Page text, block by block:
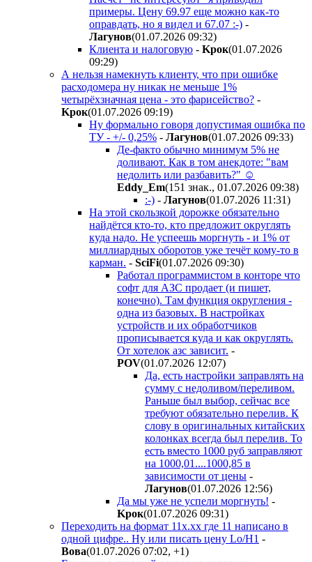
примеры. Цену 69.97 еще можно как-то
оправдать, но я видел и 67.07 :-) -
Лaгyнoв(01.07.2026 09:32)
Клиента и налоговую - Kpoк(01.07.2026
09:29)
А нельзя намекнуть клиенту, что при ошибке
расходомера ну никак не меньше 1%
четырёхзначная цена - это фарисейство? -
Kpoк(01.07.2026 09:19)
Ну формально говоря допустимая ошибка по
ТУ - +/- 0,25% - Лaгyнoв(01.07.2026 09:33)
Де-факто обычно минимум 5% не
доливают. Как в том анекдоте: "вам
недолить или разбавить?" ☺
Eddy_Em(151 знак., 01.07.2026 09:38)
:-) - Лaгyнoв(01.07.2026 11:31)
На этой скользкой дорожке обязательно
найдётся кто-то, кто предложит округлять
куда надо. Не успеешь моргнуть - и 1% от
миллиардных оборотов уже течёт кому-то в
карман. - SciFi(01.07.2026 09:30)
Работал программистом в конторе что
софт для АЗС продает (и пишет,
конечно). Там функция округления -
одна из базовых. В настройках
устройств и их обработчиков
прописывается куда и как округлять.
От хотелок азс зависит. -
POV(01.07.2026 12:07)
Да, есть настройки заправлять на
сумму с недоливом/переливом.
Раньше был выбор, сейчас все
требуют обязательно перелив. К
слову в оригинальных китайских
колонках всегда был перелив. То
есть вместо 1000 руб заправляют
на 1000,01....1000,85 в
зависимости от цены -
Лaгyнoв(01.07.2026 12:56)
Да мы уже не успели моргнуть! -
Kpoк(01.07.2026 09:31)
Переходить на формат 11х.хх где 11 написано в
одной цифре.. Ну или писать цену Lo/H1 -
Boвa(01.07.2026 07:02, +1)